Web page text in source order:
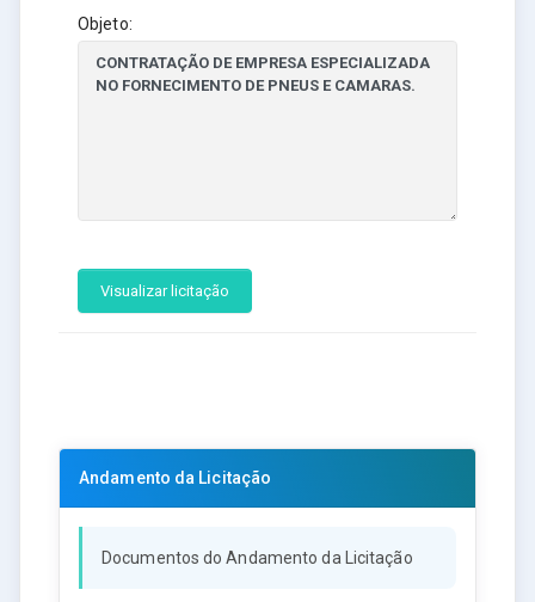
Objeto:
Visualizar licitação
Andamento da Licitação
Documentos do Andamento da Licitação